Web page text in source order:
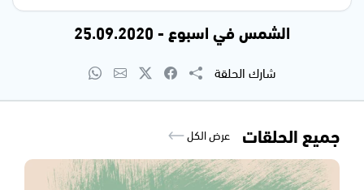
الشمس في اسبوع - 25.09.2020
شارك الحلقة
جميع الحلقات عرض الكل